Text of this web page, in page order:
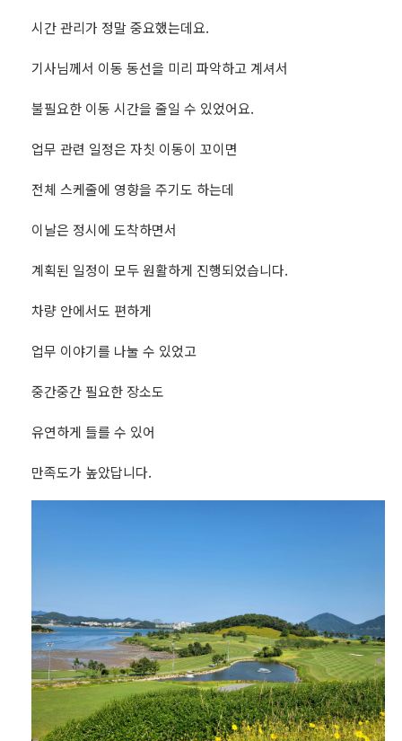
시간 관리가 정말 중요했는데요.
기사님께서 이동 동선을 미리 파악하고 계셔서
불필요한 이동 시간을 줄일 수 있었어요.
업무 관련 일정은 자칫 이동이 꼬이면
전체 스케줄에 영향을 주기도 하는데
이날은 정시에 도착하면서
계획된 일정이 모두 원활하게 진행되었습니다.
차량 안에서도 편하게
업무 이야기를 나눌 수 있었고
중간중간 필요한 장소도
유연하게 들를 수 있어
만족도가 높았답니다.